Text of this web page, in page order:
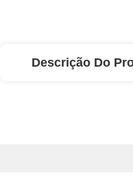
Descrição Do